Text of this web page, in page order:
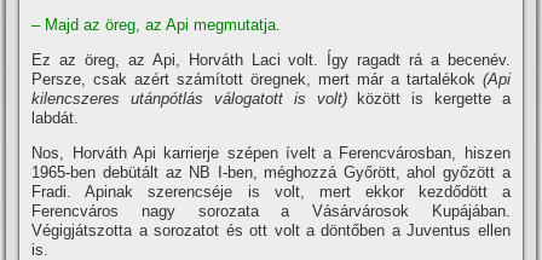
– Majd az öreg, az Api megmutatja.
Ez az öreg, az Api, Horváth Laci volt. Így ragadt rá a becenév.
Persze, csak azért számí­tott öregnek, mert már a tartalékok (Api
kilencszeres utánpótlás válogatott is volt)között is kergette a
labdát.
Nos, Horváth Api karrierje szépen í­velt a Ferencvárosban, hiszen
1965-ben debütált az NB I-ben, méghozzá Győrött, ahol győzött a
Fradi.Apinak szerencséje is volt, mert ekkor kezdődött a
Ferencváros nagy sorozata a Vásárvárosok Kupájában.
Végigjátszotta a sorozatot és ott volt a döntőben a Juventus ellen
is.